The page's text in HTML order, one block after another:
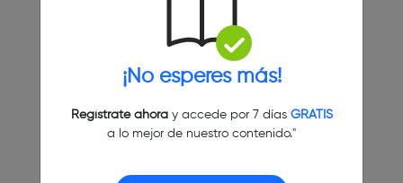
¡No esperes más!
Regístrate ahoray accede por 7 días GRATIS
a lo mejor de nuestro contenido."